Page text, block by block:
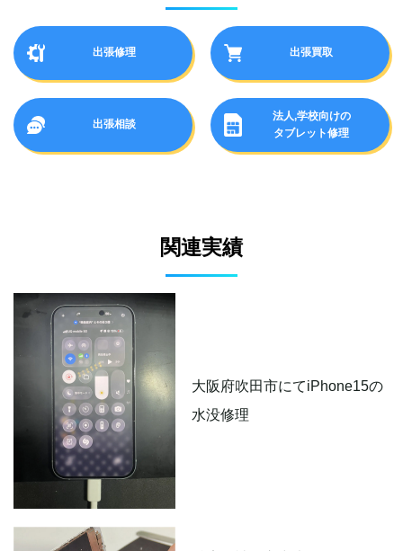
出張修理 出張買取
出張相談
法人,学校向けの
タブレット修理
関連実績
大阪府吹田市にてiPhone15の
水没修理